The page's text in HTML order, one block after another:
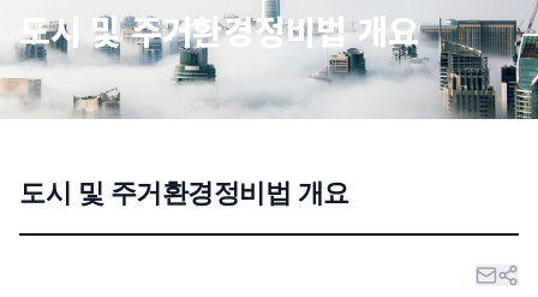
법무법인 대한중앙의 강점
오시는 길
성공사례
기업 인사이트
사례분석/최신동향
업무분야 전문 변호사
도시 및 주거환경정비법 개요
도시 및 주거환경정비법 개요